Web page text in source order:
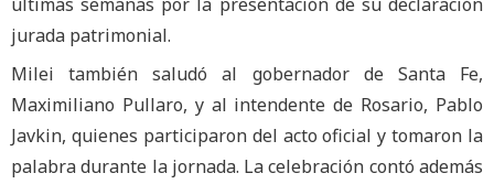
jurada patrimonial.
Milei también saludó al gobernador de Santa Fe,
Maximiliano Pullaro, y al intendente de Rosario, Pablo
Javkin, quienes participaron del acto oficial y tomaron la
palabra durante la jornada. La celebración contó además